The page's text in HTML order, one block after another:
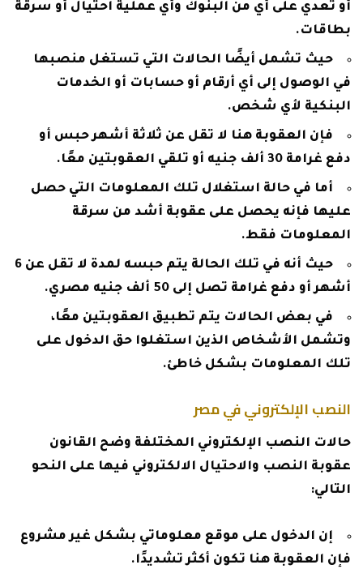
أو تعدي على أي من البنوك وأي عملية احتيال أو سرقة
بطاقات.
حيث تشمل أيضًا الحالات التي تستغل منصبها
في الوصول إلى أي أرقام أو حسابات أو الخدمات
البنكية لأي شخص.
فإن العقوبة هنا لا تقل عن ثلاثة أشهر حبس أو
دفع غرامة 30 ألف جنيه أو تلقي العقوبتين معًا.
أما في حالة استغلال تلك المعلومات التي حصل
عليها فإنه يحصل على عقوبة أشد من سرقة
المعلومات فقط.
حيث أنه في تلك الحالة يتم حبسه لمدة لا تقل عن 6
أشهر أو دفع غرامة تصل إلى 50 ألف جنيه مصري.
في بعض الحالات يتم تطبيق العقوبتين معًا،
وتشمل الأشخاص الذين استغلوا حق الدخول على
تلك المعلومات بشكل خاطئ.
النصب الإلكتروني في مصر
حالات النصب الإلكتروني المختلفة وضح القانون
عقوبة النصب والاحتيال الالكتروني فيها على النحو
التالي:
إن الدخول على موقع معلوماتي بشكل غير مشروع
فإن العقوبة هنا تكون أكثر تشديدًا.